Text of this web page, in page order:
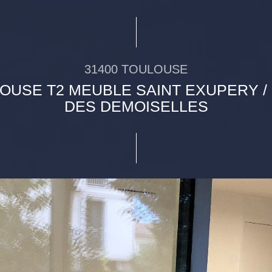
31400 TOULOUSE
T2 MEUBLE SAINT EXUPERY /
DES DEMOISELLES